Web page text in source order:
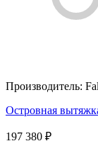
Производитель:
Островная
197 380 ₽